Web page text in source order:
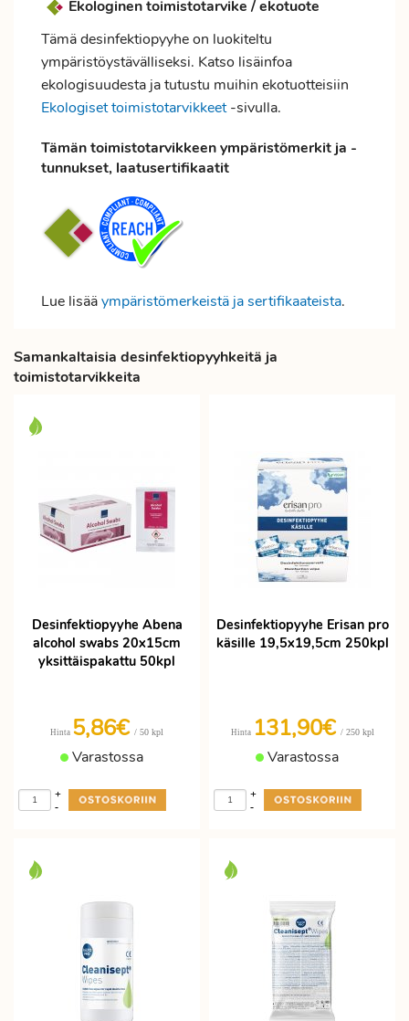
Ekologinen toimistotarvike / ekotuote
Tämä desinfektiopyyhe on luokiteltu
ympäristöystävälliseksi. Katso lisäinfoa
ekologisuudesta ja tutustu muihin ekotuotteisiin
Ekologiset toimistotarvikkeet-sivulla.
Tämän toimistotarvikkeen ympäristömerkit ja -
tunnukset, laatusertifikaatit
Lue lisääympäristömerkeistä ja sertifikaateista.
Samankaltaisia desinfektiopyyhkeitä ja
toimistotarvikkeita
Desinfektiopyyhe Abena
alcohol swabs 20x15cm
yksittäispakattu 50kpl
Hinta 5,86€ / 50 kpl
Varastossa
-
+
Desinfektiopyyhe Erisan pro
käsille 19,5x19,5cm 250kpl
Hinta 131,90€ / 250 kpl
Varastossa
-
+